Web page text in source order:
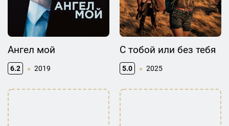
Ангел мой
6.2 2019
С тобой или без тебя
5.0 2025